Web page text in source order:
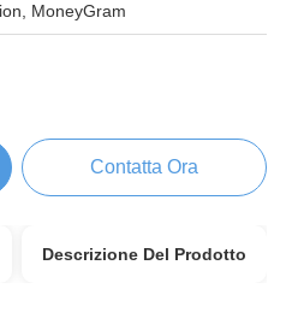
MoneyGram
Contatta Ora
Descrizione Del Prodotto